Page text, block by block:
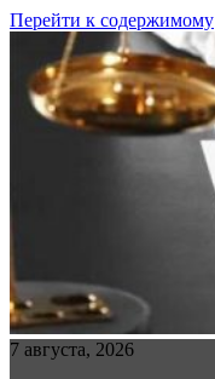
Перейти к содержимому
7 августа, 2026